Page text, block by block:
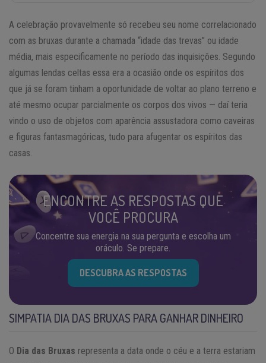
A celebração provavelmente só recebeu seu nome correlacionado
com as bruxas durante a chamada “idade das trevas” ou idade
média, mais especificamente no período das inquisições. Segundo
algumas lendas celtas essa era a ocasião onde os espíritos dos
que já se foram tinham a oportunidade de voltar ao plano terreno e
até mesmo ocupar parcialmente os corpos dos vivos — daí teria
vindo o uso de objetos com aparência assustadora como caveiras
e figuras fantasmagóricas, tudo para afugentar os espíritos das
casas.
ENCONTRE AS RESPOSTAS QUE
VOCÊ PROCURA
Concentre sua energia na sua pergunta e escolha um
oráculo. Se prepare.
DESCUBRA AS RESPOSTAS
SIMPATIA DIA DAS BRUXAS PARA GANHAR DINHEIRO
O Dia das Bruxas representa a data onde o céu e a terra estariam